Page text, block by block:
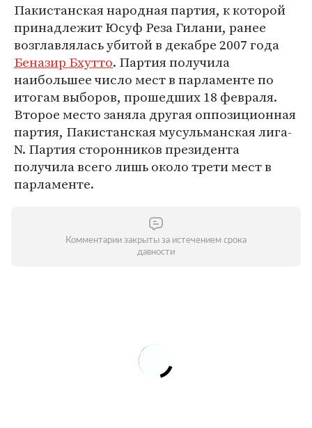
Пакистанская народная партия, к которой
принадлежит Юсуф Реза Гилани, ранее
возглавлялась убитой в декабре 2007 года
Беназир Бхутто. Партия получила
наибольшее число мест в парламенте по
итогам выборов, прошедших 18 февраля.
Второе место заняла другая оппозиционная
партия, Пакистанская мусульманская лига-
N. Партия сторонников президента
получила всего лишь около трети мест в
парламенте.
Комментарии закрыты за истечением срока
давности